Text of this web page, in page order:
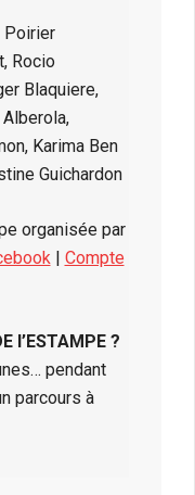
Poirier
Rocio
Blaquiere,
Karima Ben
Guichardon
organisée par
| Compte
l’ESTAMPE ?
pendant
parcours à